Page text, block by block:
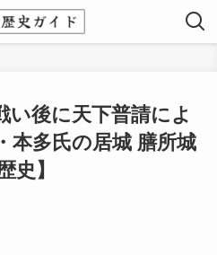
い後に天下普請によ
本多氏の居城 膳所城
史】